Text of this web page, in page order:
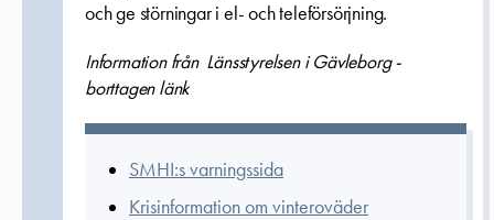
och ge störningar i el- och teleförsörjning.
Information från Länsstyrelsen i Gävleborg -
borttagen länk
SMHI:s varningssida
Krisinformation om vinteroväder